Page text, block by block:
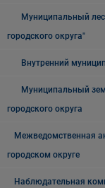
Муниципальный
городского округа"
Внутренний
Муниципальный
городского округа
Межведомственная
городском округе
Наблюдательная